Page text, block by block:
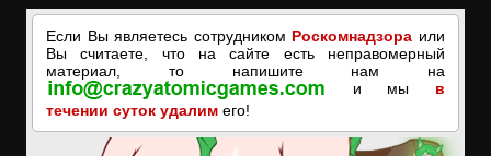
Если Вы являетесь сотрудником Роскомнадзора или
Вы считаете, что на сайте есть неправомерный
материал, то напишите нам на
и мы в
течении суток удалим его!